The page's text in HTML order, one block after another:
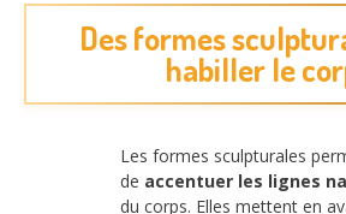
Des formes
habiller le
Les formes sculpturales
de accentuer les lignes
du corps. Elles mettent en